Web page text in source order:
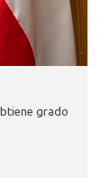
grado